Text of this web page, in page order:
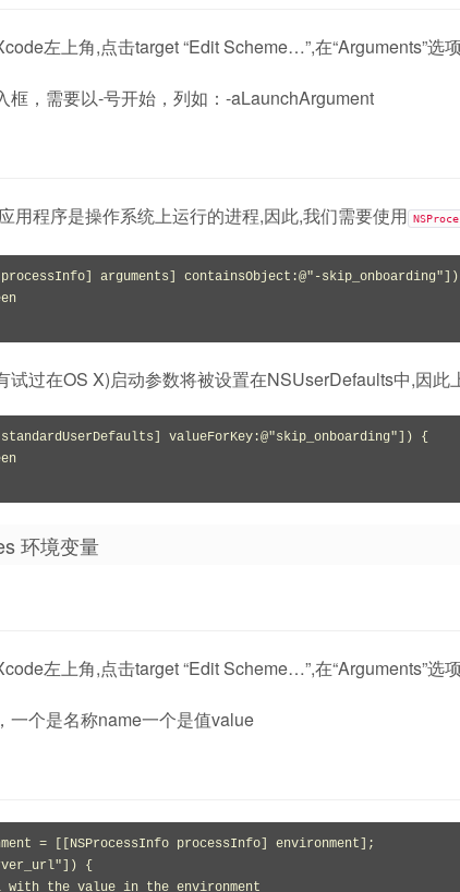
左上角,点击target “Edit Scheme…”,在“Arguments”选项
框，需要以-号开始，列如：-aLaunchArgument
用程序是操作系统上运行的进程,因此,我们需要使用
arguments] containsObject:@"-
试过在OS X)启动参数将被设置在NSUserDefaults中,因此
valueForKey:@"skip_onboarding"]) {
环境变量
左上角,点击target “Edit Scheme…”,在“Arguments”选项
一个是名称name一个是值value
= [[NSProcessInfo processInfo] environment];
{